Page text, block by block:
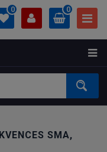
0 0
0.00 €
SMA,